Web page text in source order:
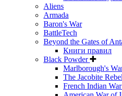
Aliens
Armada
Baron's War
BattleTech
Beyond the Gates of
Книги правил
Black Powder
Marlborough's
The Jacobite
French Indian